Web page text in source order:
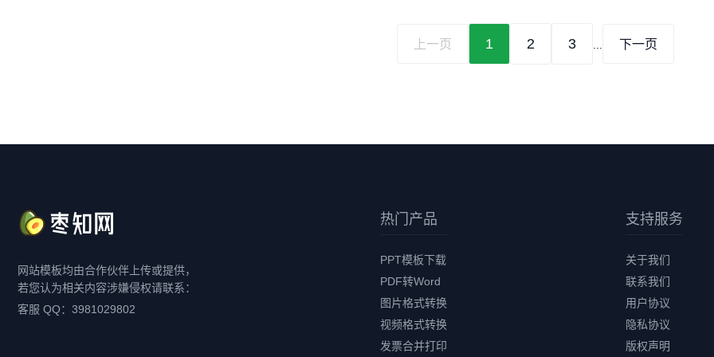
上一页 1 2 3 下一页
网站模板均由合作伙伴上传或提供，
若您认为相关内容涉嫌侵权请联系：
客服 QQ：3981029802
热门产品
PPT模板下载
PDF转Word
图片格式转换
视频格式转换
发票合并打印
支持服务
关于我们
联系我们
用户协议
隐私协议
版权声明